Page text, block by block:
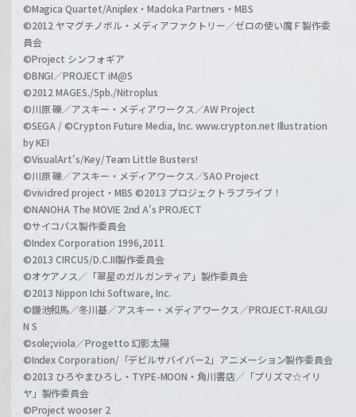
©Magica Quartet/Aniplex・Madoka Partners・MBS
©2012 ヤマグチノボル・メディアファクトリー／ゼロの使い魔Ｆ製作委
員会
©Project シンフォギア
©BNGI／PROJECT iM@S
©2012 MAGES./5pb./Nitroplus
©川原 礫／アスキー・メディアワークス／AW Project
©SEGA / ©Crypton Future Media, Inc. www.crypton.net Illustration
by KEI
©VisualArt's/Key/Team Little Busters!
©川原 礫／アスキー・メディアワークス／SAO Project
©vividred project・MBS ©2013 プロジェクトラブライブ！
©NANOHA The MOVIE 2nd A's PROJECT
©サイコパス製作委員会
©Index Corporation 1996,2011
©2013 CIRCUS/D.C.III製作委員会
©オケアノス／「翠星のガルガンティア」製作委員会
©2013 Nippon Ichi Software, Inc.
©鎌池和馬／冬川基／アスキー・メディアワークス／PROJECT-RAILGU
N S
©sole;viola／Progetto 幻影太陽
©Index Corporation/「デビルサバイバー2」アニメーション製作委員会
©2013 ひろやまひろし・TYPE-MOON・角川書店／「プリズマ☆イリ
ヤ」製作委員会
©Project wooser 2